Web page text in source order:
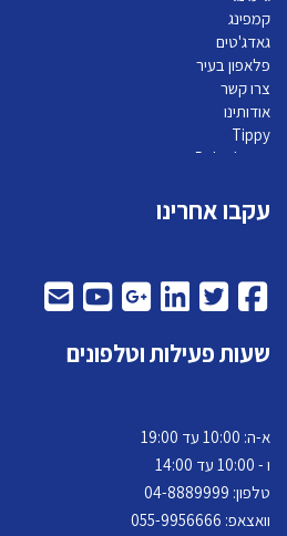
קמפינג
גאדג'טים
פלאפון בעיר
צרו קשר
אודותינו
Tippy
Pelephone
עקבו אחרינו
שעות פעילות וטלפונים
א-ה: 10:00 עד 19:00
ו - 10:00 עד 14:00
טלפון: 04- 8889999
וואצאפ: 055-9956666